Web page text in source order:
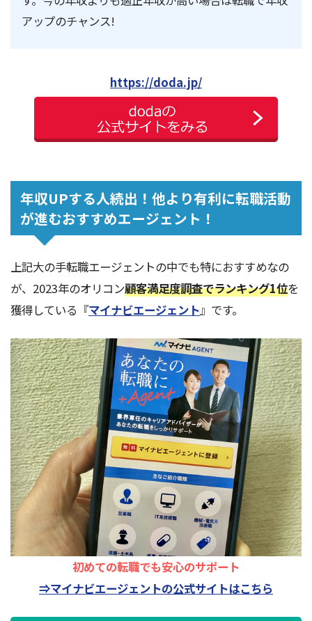
アップのチャンス!
https://doda.jp/
年収UPする人続出！他より有利に転職活動
が進むおすすめエージェント！
上記大の手転職エージェントの中でも特におすすめなの
が、2023年のオリコン顧客満足度調査でランキング1位を
獲得している『マイナビエージェント』です。
初めての転職でも安心のサポート
⇒マイナビエージェントの公式サイトはこちら